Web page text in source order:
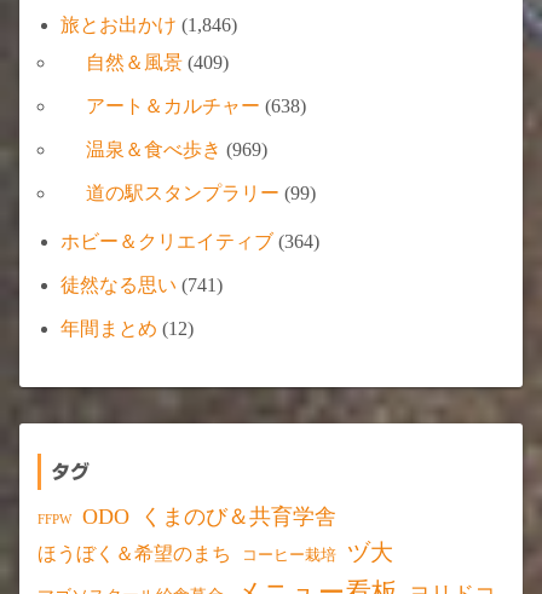
旅とお出かけ (1,846)
自然＆風景 (409)
アート＆カルチャー (638)
温泉＆食べ歩き (969)
道の駅スタンプラリー (99)
ホビー＆クリエイティブ (364)
徒然なる思い (741)
年間まとめ (12)
タグ
FFPW ODO くまのび＆共育学舎
ほうぼく＆希望のまち コーヒー栽培 ヅ大